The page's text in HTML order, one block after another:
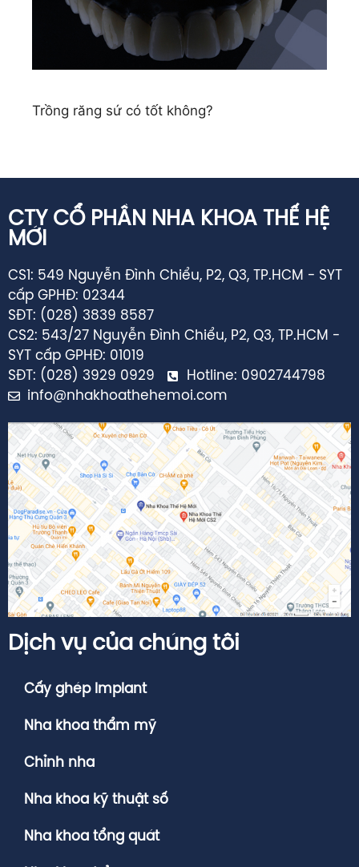
Trồng răng sứ có tốt không?
CTY CỔ PHẦN NHA KHOA THẾ HỆ
MỚI
CS1: 549 Nguyễn Đình Chiểu, P2, Q3, TP.HCM - SYT
cấp GPHĐ: 02344
SĐT: (028) 3839 8587
CS2: 543/27 Nguyễn Đình Chiểu, P2, Q3, TP.HCM -
SYT cấp GPHĐ: 01019
SĐT: (028) 3929 0929
Hotline: 0902744798
info@nhakhoathehemoi.com
Dịch vụ của chúng tôi
Cấy ghép Implant
Nha khoa thẩm mỹ
Chỉnh nha
Nha khoa kỹ thuật số
Nha khoa tổng quát